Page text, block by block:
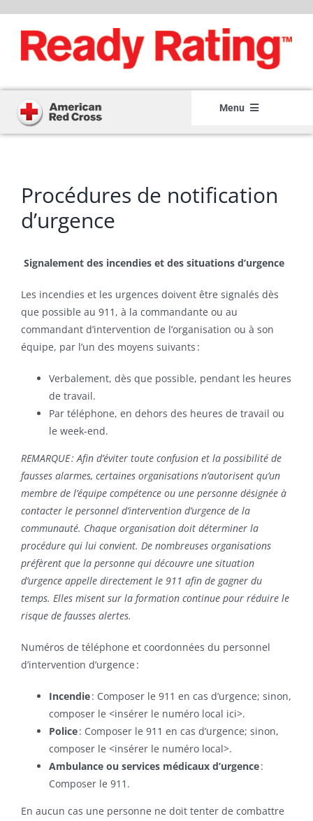
content
Menu
Home
Member Registration
How It Works
About
Resource Center
Sponsors
Search
Procédures de notification
d’urgence
Signalement des incendies et des situations d’urgence
Les incendies et les urgences doivent être signalés dès
que possible au 911, à la commandante ou au
commandant d’intervention de l’organisation ou à son
équipe, par l’un des moyens suivants :
Verbalement, dès que possible, pendant les heures
de travail.
Par téléphone, en dehors des heures de travail ou
le week-end.
REMARQUE : Afin d’éviter toute confusion et la possibilité de
fausses alarmes, certaines organisations n’autorisent qu’un
membre de l’équipe compétence ou une personne désignée à
contacter le personnel d’intervention d’urgence de la
communauté. Chaque organisation doit déterminer la
procédure qui lui convient. De nombreuses organisations
préfèrent que la personne qui découvre une situation
d’urgence appelle directement le 911 afin de gagner du
temps. Elles misent sur la formation continue pour réduire le
risque de fausses alertes.
Numéros de téléphone et coordonnées du personnel
d’intervention d’urgence :
Incendie: Composer le 911 en cas d’urgence; sinon,
composer le <insérer le numéro local ici>.
Police: Composer le 911 en cas d’urgence; sinon,
composer le <insérer le numéro local>.
Ambulance ou services médicaux d’urgence:
Composer le 911.
En aucun cas une personne ne doit tenter de combattre